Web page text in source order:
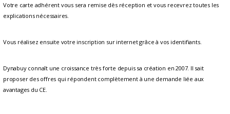
Votre carte adhérent vous sera remise dès réception et vous recevrez toutes les
explications nécessaires.
Vous réalisez ensuite votre inscription sur internet grâce à vos identifiants.
Dynabuy connaît une croissance très forte depuis sa création en 2007. Il sait
proposer des offres qui répondent complètement à une demande liée aux
avantages du CE.